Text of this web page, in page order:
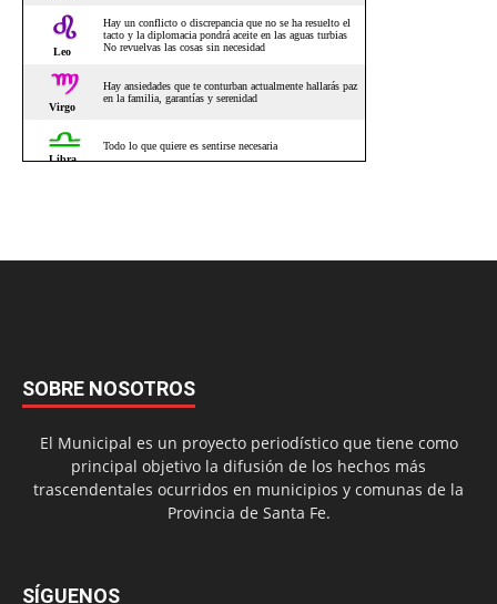
SOBRE NOSOTROS
El Municipal es un proyecto periodístico que tiene como
principal objetivo la difusión de los hechos más
trascendentales ocurridos en municipios y comunas de la
Provincia de Santa Fe.
SÍGUENOS